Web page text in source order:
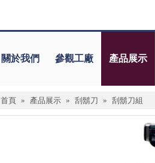
關於我們 參觀工廠 產品展示
首頁 » 產品展示 » 刮鬍刀 » 刮鬍刀組